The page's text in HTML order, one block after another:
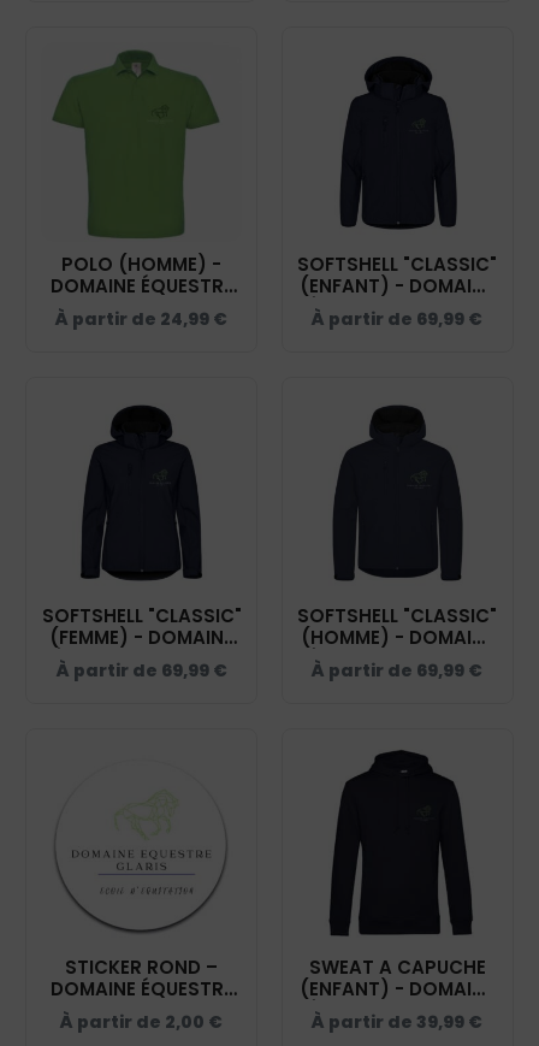
POLO (HOMME) -
DOMAINE ÉQUESTRE
GLARIS - BCID1
À partir de 24,99 €
SOFTSHELL "CLASSIC"
(ENFANT) - DOMAINE
ÉQUESTRE GLARIS -
NAVY - 0200909
À partir de 69,99 €
SOFTSHELL "CLASSIC"
(FEMME) - DOMAINE
ÉQUESTRE GLARIS -
NAVY - 0200917
À partir de 69,99 €
SOFTSHELL "CLASSIC"
(HOMME) - DOMAINE
ÉQUESTRE GLARIS -
NAVY - 0200912
À partir de 69,99 €
STICKER ROND –
DOMAINE ÉQUESTRE
GLARIS – STI001
À partir de 2,00 €
SWEAT A CAPUCHE
(ENFANT) - DOMAINE
ÉQUESTRE GLARIS -
NAVY - K477
À partir de 39,99 €